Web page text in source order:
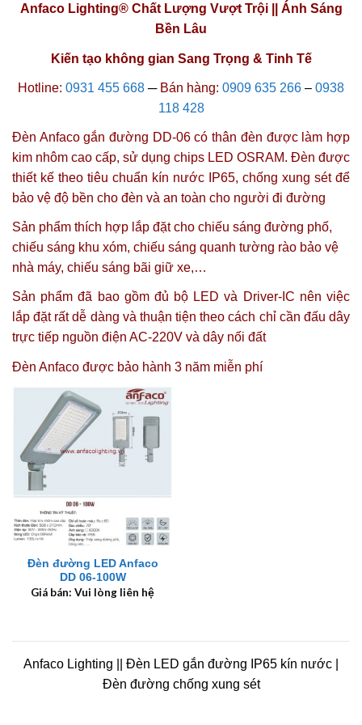
Anfaco Lighting® Chất Lượng Vượt Trội || Ánh Sáng
Bền Lâu
Kiến tạo không gian Sang Trọng & Tinh Tế
Hotline: 0931 455 668 ─Bán hàng: 0909 635 266 – 0938
118 428
Đèn Anfaco gắn đường DD-06 có thân đèn được làm hợp
kim nhôm cao cấp, sử dụng chips LED OSRAM. Đèn được
thiết kế theo tiêu chuẩn kín nước IP65, chống xung sét để
bảo vệ độ bền cho đèn và an toàn cho người đi đường
Sản phẩm thích hợp lắp đặt cho chiếu sáng đường phố,
chiếu sáng khu xóm, chiếu sáng quanh tường rào bảo vệ
nhà máy, chiếu sáng bãi giữ xe,…
Sản phẩm đã bao gồm đủ bộ LED và Driver-IC nên việc
lắp đặt rất dễ dàng và thuận tiện theo cách chỉ cần đấu dây
trực tiếp nguồn điện AC-220V và dây nối đất
Đèn Anfaco được bảo hành 3 năm miễn phí
Đèn đường LED Anfaco
DD 06-100W
Giá bán: Vui lòng liên hệ
Anfaco Lighting || Đèn LED gắn đường IP65 kín nước |
Đèn đường chống xung sét